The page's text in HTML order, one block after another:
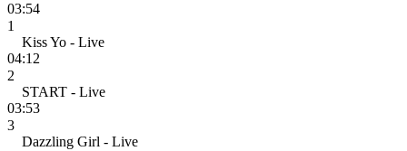
03:54
1
Kiss Yo - Live
04:12
2
START - Live
03:53
3
Dazzling Girl - Live